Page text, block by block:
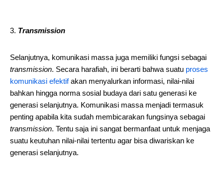
Transmission
Selanjutnya, komunikasi massa juga memiliki fungsi sebagai
transmission. Secara harafiah, ini berarti bahwa suatu proses
komunikasi efektifakan menyalurkan informasi, nilai-nilai
bahkan hingga norma sosial budaya dari satu generasi ke
generasi selanjutnya. Komunikasi massa menjadi termasuk
penting apabila kita sudah membicarakan fungsinya sebagai
transmission. Tentu saja ini sangat bermanfaat untuk menjaga
suatu keutuhan nilai-nilai tertentu agar bisa diwariskan ke
generasi selanjutnya.